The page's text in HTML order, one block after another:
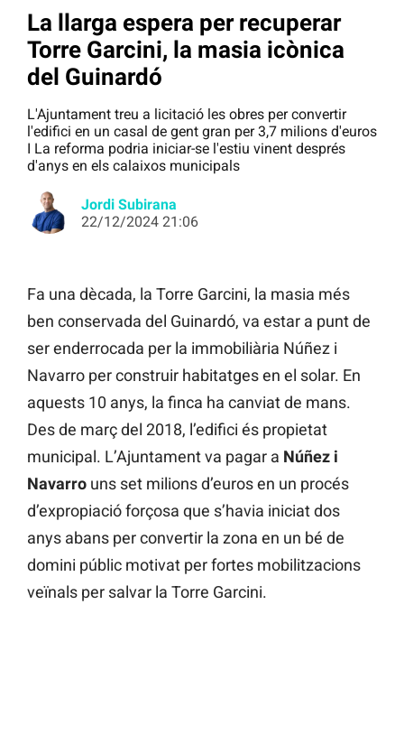
La llarga espera per recuperar
Torre Garcini, la masia icònica
del Guinardó
L'Ajuntament treu a licitació les obres per convertir
l'edifici en un casal de gent gran per 3,7 milions d'euros
I La reforma podria iniciar-se l'estiu vinent després
d'anys en els calaixos municipals
Jordi Subirana
22/12/2024 21:06
Fa una dècada, la Torre Garcini, la masia més
ben conservada del Guinardó, va estar a punt de
ser enderrocada per la immobiliària Núñez i
Navarro per construir habitatges en el solar. En
aquests 10 anys, la finca ha canviat de mans.
Des de març del 2018, l’edifici és propietat
municipal. L’Ajuntament va pagar a Núñez i
Navarro uns set milions d’euros en un procés
d’expropiació forçosa que s’havia iniciat dos
anys abans per convertir la zona en un bé de
domini públic motivat per fortes mobilitzacions
veïnals per salvar la Torre Garcini.